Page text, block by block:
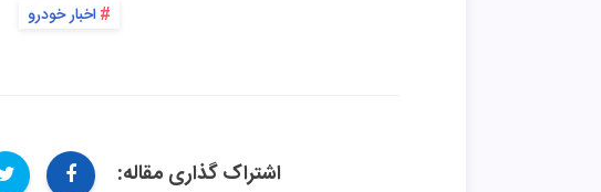
اخبار خودرو
اشتراک گذاری مقاله: